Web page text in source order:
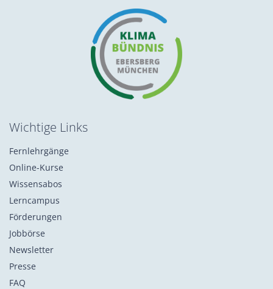
Wichtige Links
Fernlehrgänge
Online-Kurse
Wissensabos
Lerncampus
Förderungen
Jobbörse
Newsletter
Presse
FAQ